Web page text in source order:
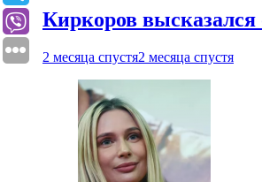
Киркоров высказался
2 месяца спустя2 месяца спустя